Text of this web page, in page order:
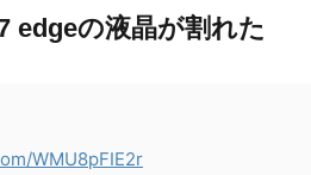
edgeの液晶が割れた
WMU8pFIE2r